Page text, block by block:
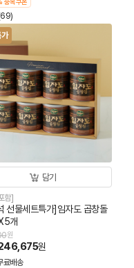
담기
함]
선물세트특가]임자도 곱창돌
개
원
원
료배송